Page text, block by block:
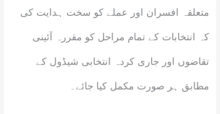
متعلقہ افسران اور عملے کو سخت ہدایت کی
کہ انتخابات کے تمام مراحل کو مقررہ آئینی
تقاضوں اور جاری کردہ انتخابی شیڈول کے
مطابق ہر صورت مکمل کیا جائے۔